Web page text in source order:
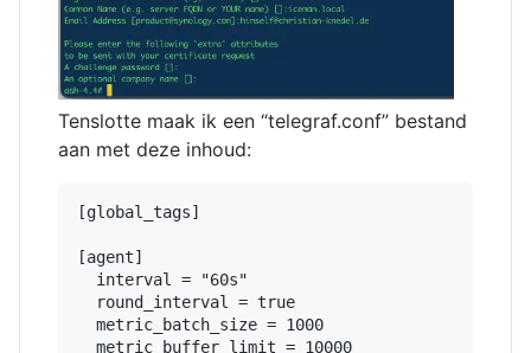
Tenslotte maak ik een “telegraf.conf” bestand
aan met deze inhoud:
[global_tags]
[agent]
  interval = "60s"
  round_interval = true
  metric_batch_size = 1000
  metric_buffer_limit = 10000